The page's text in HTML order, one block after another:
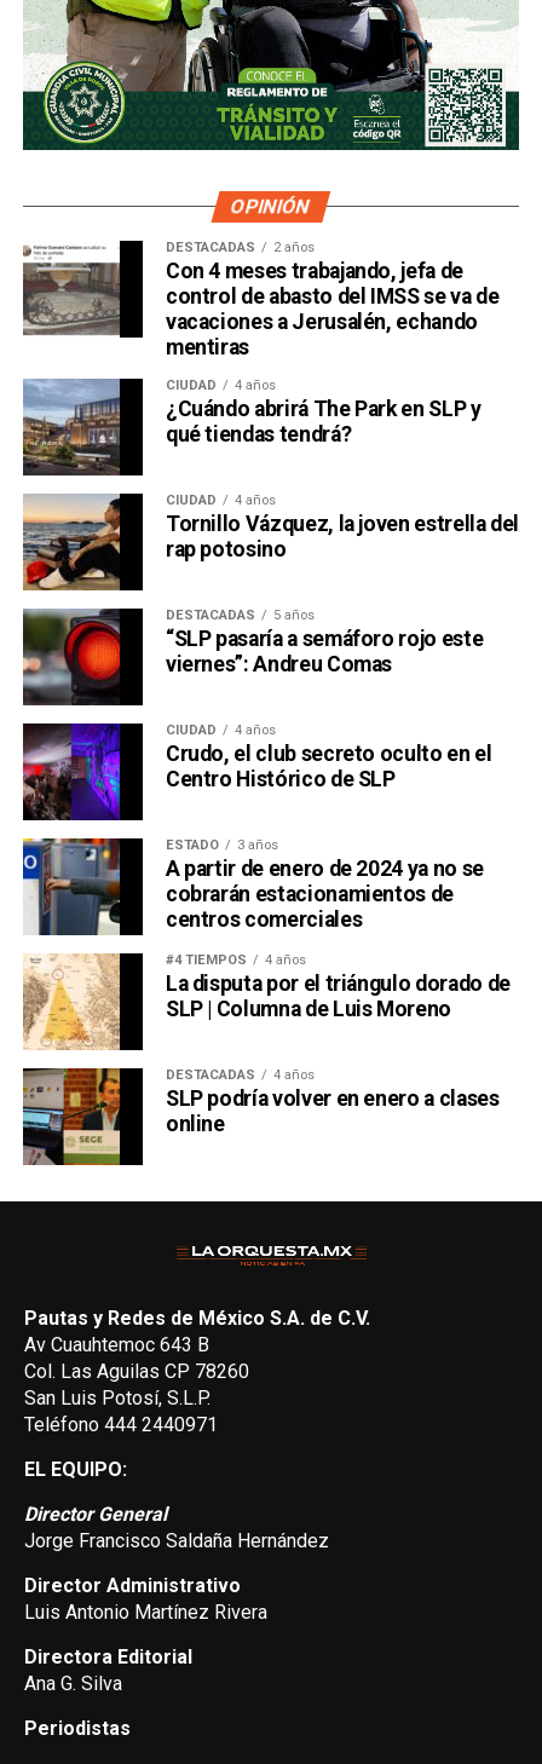
OPINIÓN
DESTACADAS 2 años
Con 4 meses trabajando, jefa de
control de abasto del IMSS se va de
vacaciones a Jerusalén, echando
mentiras
CIUDAD 4 años
¿Cuándo abrirá The Park en SLP y
qué tiendas tendrá?
CIUDAD 4 años
Tornillo Vázquez, la joven estrella del
rap potosino
DESTACADAS 5 años
“SLP pasaría a semáforo rojo este
viernes”: Andreu Comas
CIUDAD 4 años
Crudo, el club secreto oculto en el
Centro Histórico de SLP
ESTADO 3 años
A partir de enero de 2024 ya no se
cobrarán estacionamientos de
centros comerciales
#4 TIEMPOS 4 años
La disputa por el triángulo dorado de
SLP | Columna de Luis Moreno
DESTACADAS 4 años
SLP podría volver en enero a clases
online
Pautas y Redes de México S.A. de C.V.
Av Cuauhtemoc 643 B
Col. Las Aguilas CP 78260
San Luis Potosí, S.L.P.
Teléfono 444 2440971
EL EQUIPO:
Director General
Jorge Francisco Saldaña Hernández
Director Administrativo
Luis Antonio Martínez Rivera
Directora Editorial
Ana G. Silva
Periodistas